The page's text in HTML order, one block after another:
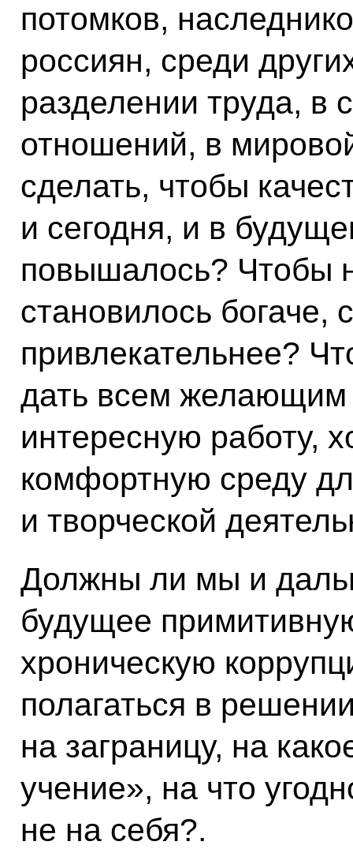
потомков,
россиян, среди
разделении труда, в
отношений, в
сделать, чтобы
и сегодня, и в
повышалось? Чтобы
становилось богаче,
привлекательнее?
дать всем желающим
интересную работу,
комфортную среду
и творческой
Должны ли мы и
будущее
хроническую
полагаться в
на заграницу, на
учение», на что
не на себя?.